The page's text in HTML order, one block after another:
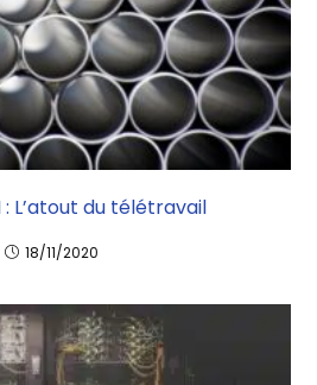
: L’atout du télétravail
18/11/2020